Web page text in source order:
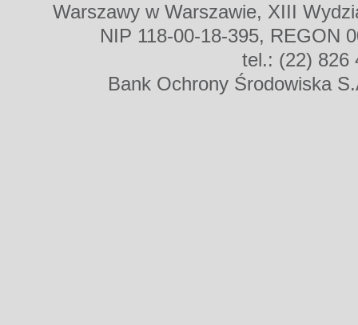
Warszawy w Warszawie, XIII
NIP 118-00-18-395, REGON
tel.: (22) 826
Bank Ochrony Środowiska